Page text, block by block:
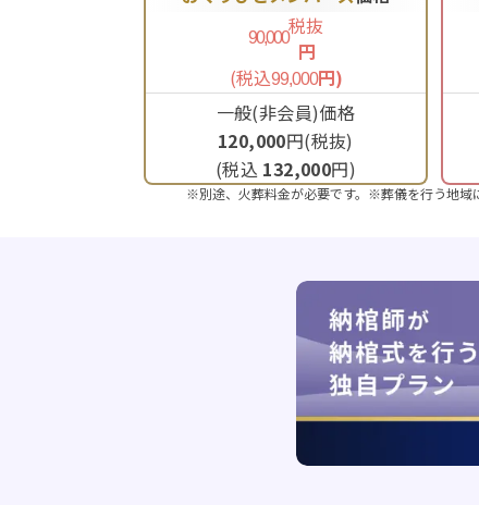
90,000税抜
円
(税込99,000円)
一般(非会員)価格
120,000円(税抜)
(税込 132,000円)
※別途、火葬料金が必要です。※葬儀を行う地域